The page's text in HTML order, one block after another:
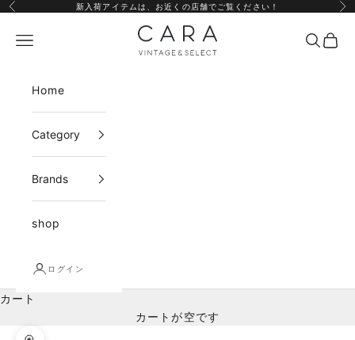
コンテンツへスキップ
前へ 新入荷アイテムは、 お近くの店舗でご覧ください！ 次
CARA vintage&select
メニュー 検索カー
Home
Category
Brands
shop
ログイン
カート
カートが空です